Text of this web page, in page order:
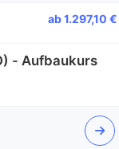
ab 1.297,10 €
- Aufbaukurs